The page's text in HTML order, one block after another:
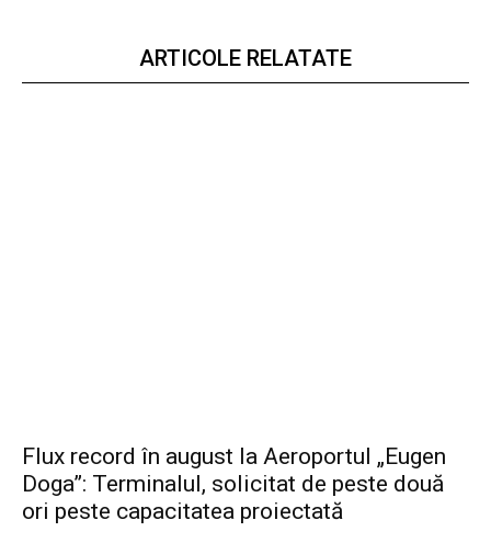
ARTICOLE RELATATE
Flux record în august la Aeroportul „Eugen
Doga”: Terminalul, solicitat de peste două
ori peste capacitatea proiectată